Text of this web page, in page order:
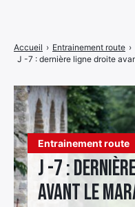
Entrainement route
J -7 :
avant le
Accueil › Entrainement route ›
J -7 : dernière ligne droite